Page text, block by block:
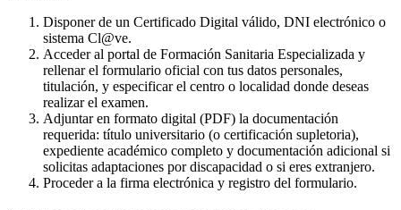
Disponer de un Certificado Digital válido, DNI electrónico o
sistema Cl@ve.
Acceder al portal de Formación Sanitaria Especializada y
rellenar el formulario oficial con tus datos personales,
titulación, y especificar el centro o localidad donde deseas
realizar el examen.
Adjuntar en formato digital (PDF) la documentación
requerida: título universitario (o certificación supletoria),
expediente académico completo y documentación adicional si
solicitas adaptaciones por discapacidad o si eres extranjero.
Proceder a la firma electrónica y registro del formulario.